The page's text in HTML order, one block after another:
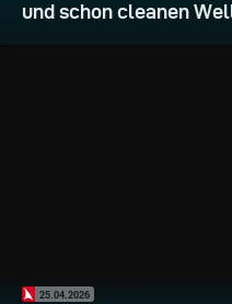
und schon cleanen
25.04.2026